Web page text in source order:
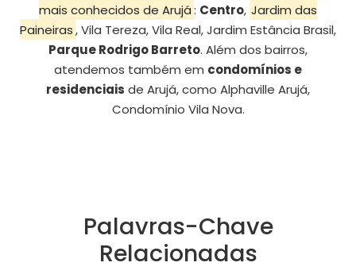
mais conhecidos de Arujá: Centro, Jardim das
Paineiras, Vila Tereza, Vila Real, Jardim Estância Brasil,
Parque Rodrigo Barreto. Além dos bairros,
atendemos também em condomínios e
residenciais de Arujá, como Alphaville Arujá,
Condomínio Vila Nova.
Palavras-Chave
Relacionadas